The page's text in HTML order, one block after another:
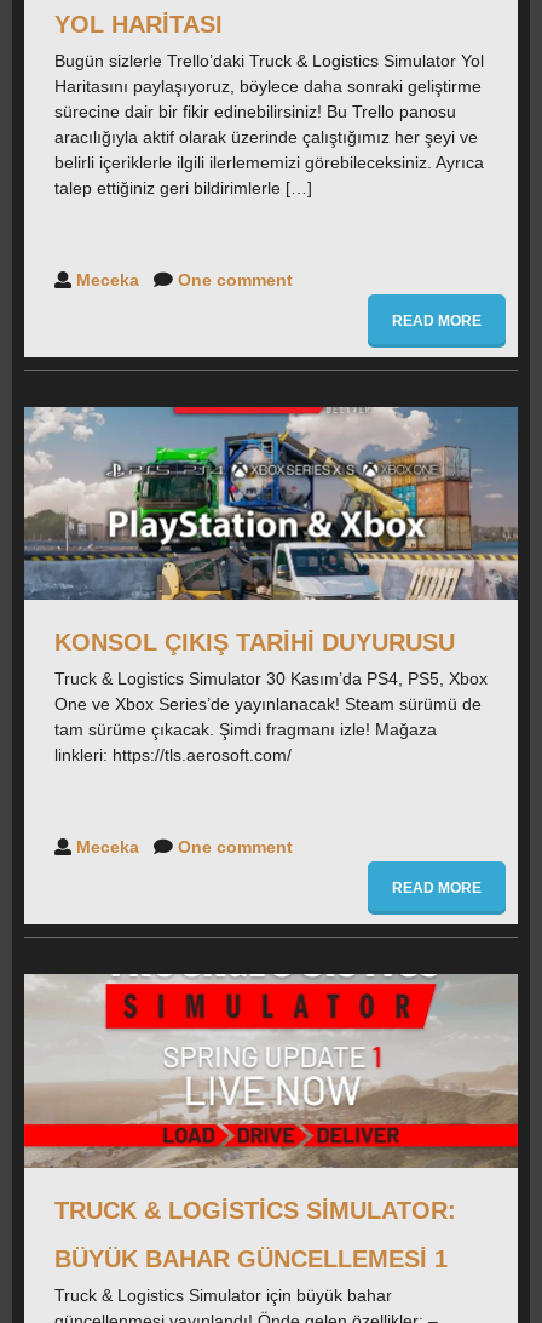
YOL HARITASI
Bugün sizlerle Trello’daki Truck & Logistics Simulator Yol
Haritasını paylaşıyoruz, böylece daha sonraki geliştirme
sürecine dair bir fikir edinebilirsiniz! Bu Trello panosu
aracılığıyla aktif olarak üzerinde çalıştığımız her şeyi ve
belirli içeriklerle ilgili ilerlememizi görebileceksiniz. Ayrıca
talep ettiğiniz geri bildirimlerle […]
Meceka One comment
READ MORE
KONSOL ÇIKIŞ TARIHI DUYURUSU
Truck & Logistics Simulator 30 Kasım’da PS4, PS5, Xbox
One ve Xbox Series’de yayınlanacak! Steam sürümü de
tam sürüme çıkacak. Şimdi fragmanı izle! Mağaza
linkleri: https://tls.aerosoft.com/
Meceka One comment
READ MORE
TRUCK & LOGISTICS SIMULATOR:
BÜYÜK BAHAR GÜNCELLEMESI 1
Truck & Logistics Simulator için büyük bahar